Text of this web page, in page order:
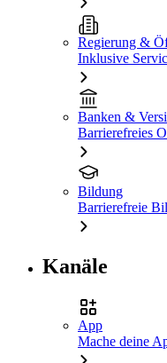
Regierung &
Inklusive
Banken &
Barrierefreies
Bildung
Barrierefreie
Kanäle
App
Mache deine